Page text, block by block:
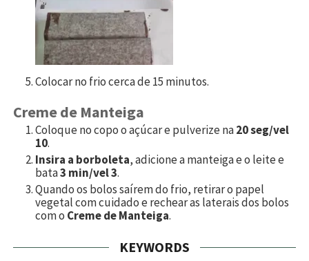
Colocar no frio cerca de 15 minutos.
Creme de Manteiga
Coloque no copo o açúcar e pulverize na20 seg/vel
10.
Insira a borboleta, adicione a manteiga e o leite e
bata3 min/vel 3.
Quando os bolos saírem do frio, retirar o papel
vegetal com cuidado e rechear as laterais dos bolos
com o Creme de Manteiga.
KEYWORDS